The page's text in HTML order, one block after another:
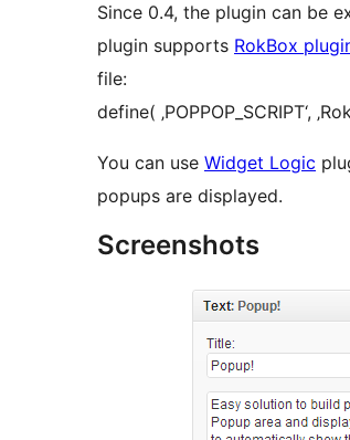
Since 0.4, the plugin can be
plugin supports RokBox
file:
define( ‚POPPOP_SCRIPT‘,
You can use Widget Logic
popups are displayed.
Screenshots